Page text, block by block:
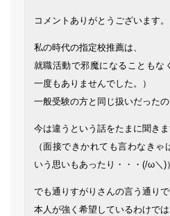
コメントありがとうございます。
私の時代の指定校推薦は、
就職活動で邪魔になることもな
一度もありませんでした。）
一般受験の方と同じ扱いだったの
今は違うという話をたまに聞きま
（面接できかれても言わなき
いう思いもあったり・・・(/ω＼)）
でも通りすがりさんの言う通りで
本人が強く希望しているわけでは